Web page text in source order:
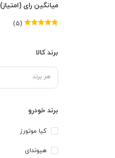
میانگین رای (امتیاز)
(5)
برند کالا
هر برند
برند خودرو
کیا موتورز
هیوندای